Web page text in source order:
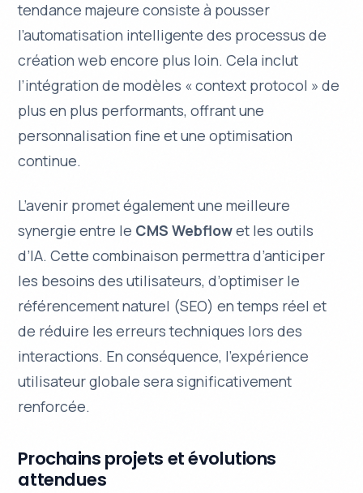
tendance majeure consiste à pousser
l’automatisation intelligente des processus de
création web encore plus loin. Cela inclut
l’intégration de modèles « context protocol » de
plus en plus performants, offrant une
personnalisation fine et une optimisation
continue.
L’avenir promet également une meilleure
synergie entre le CMS Webflowet les outils
d’IA. Cette combinaison permettra d’anticiper
les besoins des utilisateurs, d’optimiser le
référencement naturel (SEO) en temps réel et
de réduire les erreurs techniques lors des
interactions. En conséquence, l’expérience
utilisateur globale sera significativement
renforcée.
Prochains projets et évolutions
attendues